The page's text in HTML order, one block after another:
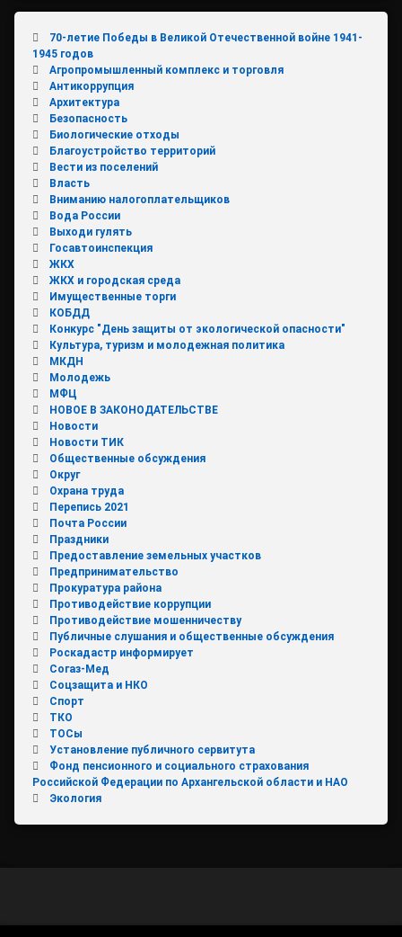
70-летие Победы в Великой Отечественной войне 1941-
1945 годов
Агропромышленный комплекс и торговля
Антикоррупция
Архитектура
Безопасность
Биологические отходы
Благоустройство территорий
Вести из поселений
Власть
Вниманию налогоплательщиков
Вода России
Выходи гулять
Госавтоинспекция
ЖКХ
ЖКХ и городская среда
Имущественные торги
КОБДД
Конкурс "День защиты от экологической опасности"
Культура, туризм и молодежная политика
МКДН
Молодежь
МФЦ
НОВОЕ В ЗАКОНОДАТЕЛЬСТВЕ
Новости
Новости ТИК
Общественные обсуждения
Округ
Охрана труда
Перепись 2021
Почта России
Праздники
Предоставление земельных участков
Предпринимательство
Прокуратура района
Противодействие коррупции
Противодействие мошенничеству
Публичные слушания и общественные обсуждения
Роскадастр информирует
Согаз-Мед
Соцзащита и НКО
Спорт
ТКО
ТОСы
Установление публичного сервитута
Фонд пенсионного и социального страхования
Российской Федерации по Архангельской области и НАО
Экология